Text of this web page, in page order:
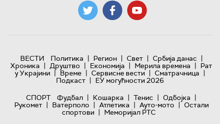
ВЕСТИ Политика | Регион | Свет | Србија данас |
Хроника | Друштво | Економија | Мерила времена | Рат
у Украјини | Време | Сервисне вести | Сматрачница |
Подкаст | ЕУ могућности 2026
СПОРТ
Фудбал | Кошарка | Тенис | Одбојка |
Рукомет | Ватерполо | Атлетика | Ауто-мото | Остали
спортови | Меморијал РТС